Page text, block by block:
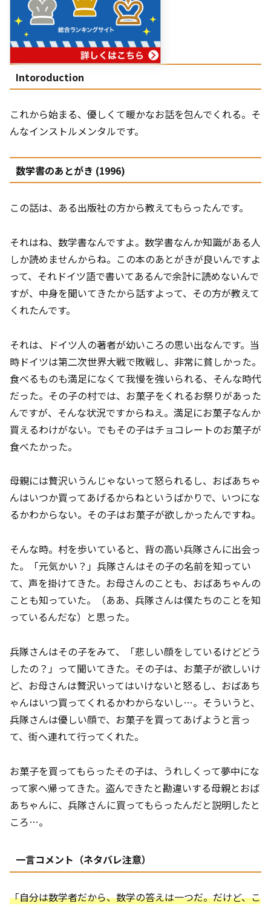
Intoroduction
これから始まる、優しくて暖かなお話を包んでくれる。そ
んなインストルメンタルです。
数学書のあとがき (1996)
この話は、ある出版社の方から教えてもらったんです。
それはね、数学書なんですよ。数学書なんか知識がある人
しか読めませんからね。この本のあとがきが良いんですよ
って、それドイツ語で書いてあるんで余計に読めないんで
すが、中身を聞いてきたから話すよって、その方が教えて
くれたんです。
それは、ドイツ人の著者が幼いころの思い出なんです。当
時ドイツは第二次世界大戦で敗戦し、非常に貧しかった。
食べるものも満足になくて我慢を強いられる、そんな時代
だった。その子の村では、お菓子をくれるお祭りがあった
んですが、そんな状況ですからねえ。満足にお菓子なんか
買えるわけがない。でもその子はチョコレートのお菓子が
食べたかった。
母親には贅沢いうんじゃないって怒られるし、おばあちゃ
んはいつか買ってあげるからねというばかりで、いつにな
るかわからない。その子はお菓子が欲しかったんですね。
そんな時。村を歩いていると、背の高い兵隊さんに出会っ
た。「元気かい？」兵隊さんはその子の名前を知ってい
て、声を掛けてきた。お母さんのことも、おばあちゃんの
ことも知っていた。（ああ、兵隊さんは僕たちのことを知
っているんだな）と思った。
兵隊さんはその子をみて、「悲しい顔をしているけどどう
したの？」って聞いてきた。その子は、お菓子が欲しいけ
ど、お母さんは贅沢いってはいけないと怒るし、おばあち
ゃんはいつ買ってくれるかわからないし…。そういうと、
兵隊さんは優しい顔で、お菓子を買ってあげようと言っ
て、街へ連れて行ってくれた。
お菓子を買ってもらったその子は、うれしくって夢中にな
って家へ帰ってきた。盗んできたと勘違いする母親とおば
あちゃんに、兵隊さんに買ってもらったんだと説明したと
ころ…。
一言コメント（ネタバレ注意）
「自分は数学者だから、数学の答えは一つだ。だけど、こ